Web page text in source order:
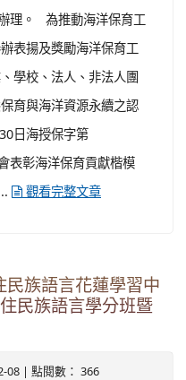
理。 為推動海洋保育工
表揚及獎勵海洋保育工
學校、法人、非法人團
育與海洋資源永續之認
日海授保字第
表彰海洋保育貢獻楷模
觀看完整文章
民族語言花蓮學習中
民族語言學分班暨
08 | 點閱數： 366